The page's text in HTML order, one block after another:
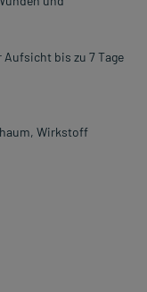
bis zu 7 Tage
Wirkstoff